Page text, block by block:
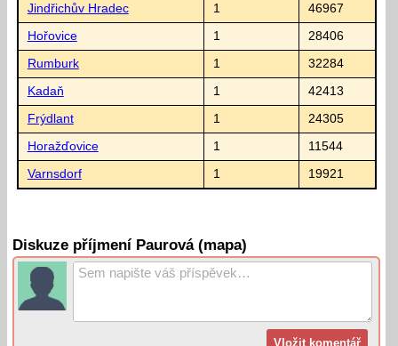
Jindřichův Hradec 1 46967
Hořovice 1 28406
Rumburk 1 32284
Kadaň 1 42413
Frýdlant 1 24305
Horažďovice 1 11544
Varnsdorf 1 19921
Diskuze příjmení Paurová (mapa)